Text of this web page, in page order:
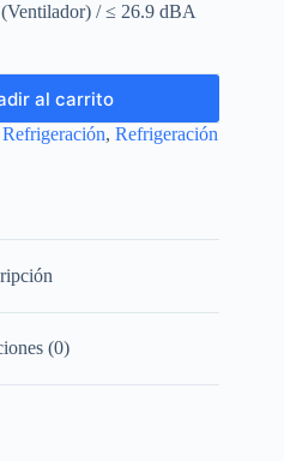
/ ≤ 26.9 dBA
al carrito
Refrigeración, Refrigeración
(0)